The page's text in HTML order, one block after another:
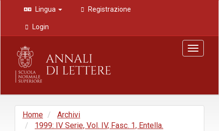
Navigazione
principale
Contenuto
principale
Barra
laterale
Lingua Registrazione
Login
Toggle
Home
Archivi
1999: IV Serie, Vol. IV, Fasc. 1, Entella.